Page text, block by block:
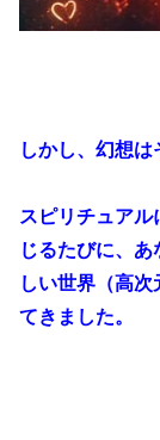
しかし、幻想は
スピリチュアル
じるたびに、
しい世界（高
てきました。